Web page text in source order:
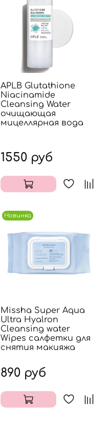
APLB Glutathione
Niacinamide
Cleansing Water
очищающая
мицеллярная вода
1550 руб
Новинка
Missha Super Aqua
Ultra Hyalron
Cleansing water
Wipes салфетки для
снятия макияжа
890 руб